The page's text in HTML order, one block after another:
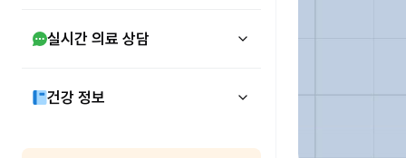
실시간 의료 상담
건강 정보